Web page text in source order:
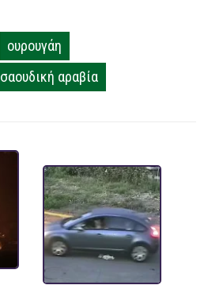
ουρουγάη
σαουδική αραβία